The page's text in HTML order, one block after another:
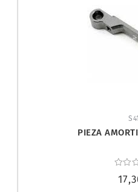
PIEZA
con